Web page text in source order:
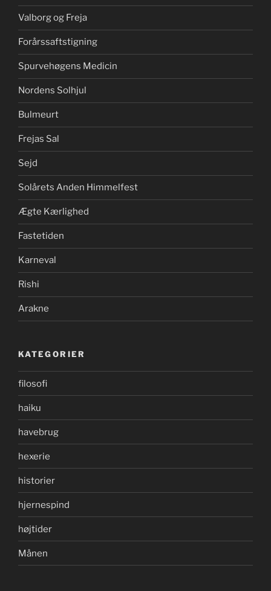
Valborg og Freja
Forårssaftstigning
Spurvehøgens Medicin
Nordens Solhjul
Bulmeurt
Frejas Sal
Sejd
Solårets Anden Himmelfest
Ægte Kærlighed
Fastetiden
Karneval
Rishi
Arakne
KATEGORIER
filosofi
haiku
havebrug
hexerie
historier
hjernespind
højtider
Månen